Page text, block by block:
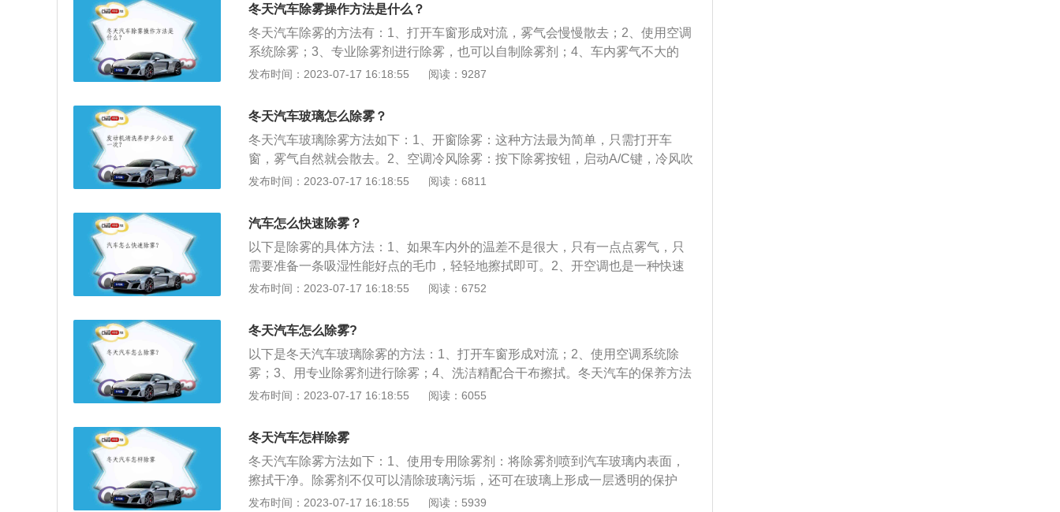
璃上形成一薄层透明的保护膜，它可以防止水汽在玻璃上的凝结而形成的雾层，
喷擦一次可防雾十天至半个月左右；4、自制除雾剂，洗涤剂和水的比例在1比10
左右，然后用脱脂棉或干净柔软的布蘸着它涂抹于前后风挡玻璃内侧上即可。
非常慢的。
冬天汽车除雾操作方法是什么？
冬天汽车除雾的方法有：1、打开车窗形成对流，雾气会慢慢散去；2、使用空调
系统除雾；3、专业除雾剂进行除雾，也可以自制除雾剂；4、车内雾气不大的
话，可以将两侧的车窗打开一条缝隙，这样车内外空气形成对流，温差也会减
耗。开窗对流的弊端非常明显，雨雪天气、高速路、雾气较大时都不可用，而且
开窗会降低车内温度。
发布时间：2023-07-17 16:18:55 阅读：9287
冬天汽车玻璃怎么除雾？
冬天汽车玻璃除雾方法如下：1、开窗除雾：这种方法最为简单，只需打开车
窗，雾气自然就会散去。2、空调冷风除雾：按下除雾按钮，启动A/C键，冷风吹
到玻璃上雾气很快就会一扫而尽。3、空调暖风除雾：调节温度按钮至热风方
璃上喷上除雾剂之后，会在玻璃上形成一层保护膜，防止水汽在玻璃上凝结而形
成雾层，除雾效果持续时间很长，一般都能维持十天左右。
发布时间：2023-07-17 16:18:55 阅读：6811
汽车怎么快速除雾？
以下是除雾的具体方法：1、如果车内外的温差不是很大，只有一点点雾气，只
需要准备一条吸湿性能好点的毛巾，轻轻地擦拭即可。2、开空调也是一种快速
除去车内雾气的方法，打开空调后，使用内循环，同时调整出风口为吹玻璃，车
窗上的雾气，把开关调整到暖风位置，同时把风量尽可能地调大，同样需要调整
出风口为吹玻璃，这样一会就可以把车内的温度提高，把空气吹干，玻璃上的雾
气也不再出现。4、如果车后档起雾，通过上面的方法会比较慢，这时可以按下
除雾开关，通过后窗玻璃上的那些红线给玻璃加温，一会就能清除后档的雾。这
个开关也具有后窗除霜除冻的重要功能。5、有时候前档玻璃外面也会起雾，这
档的出风口，把其调整一下即可。6、使用除雾剂。将除雾剂喷涂到汽车玻璃内
表面，并擦拭干净，在清除玻璃污垢的同时，还可形成保护膜，防止水汽在玻璃
上凝结而形成的雾层，喷擦一次可防雾十天左右。
发布时间：2023-07-17 16:18:55 阅读：6752
冬天汽车怎么除雾?
以下是冬天汽车玻璃除雾的方法：1、打开车窗形成对流；2、使用空调系统除
雾；3、用专业除雾剂进行除雾；4、洗洁精配合干布擦拭。冬天汽车的保养方法
是：1、冬季更换黏度较低、级别较高的机油；2、在冬季零摄氏度以下环境中，
冬天汽车玻璃有雾是由于车内外温差大，车窗玻璃直接接触车外冷空气而温度较
低，使车内空气中的水分凝结形成。
发布时间：2023-07-17 16:18:55 阅读：6055
冬天汽车怎样除雾
冬天汽车除雾方法如下：1、使用专用除雾剂：将除雾剂喷到汽车玻璃内表面，
擦拭干净。除雾剂不仅可以清除玻璃污垢，还可在玻璃上形成一层透明的保护
膜，能有效防止水汽在玻璃上凝结形成雾层，一般喷涂一次可持续防雾一天。
发布时间：2023-07-17 16:18:55 阅读：5939